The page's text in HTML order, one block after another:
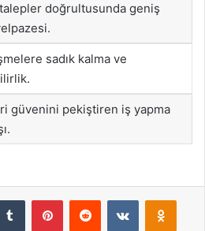
talepler doğrultusunda geniş
sadık kalma ve
güvenini pekiştiren iş yapma
Tumblr PinterestReddit VKontakte